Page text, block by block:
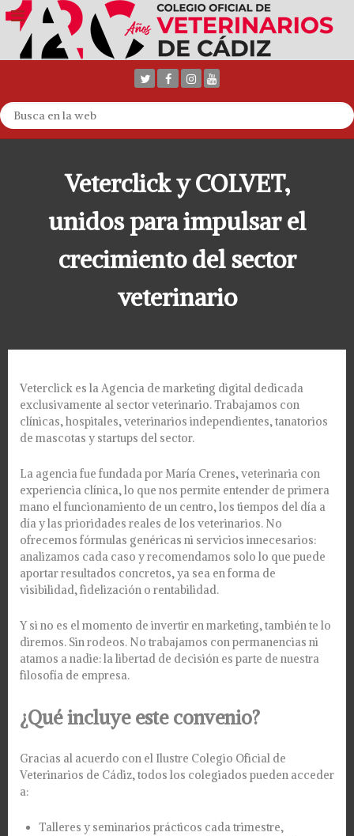
Veterclick y COLVET,
unidos para impulsar el
crecimiento del sector
veterinario
Veterclick es la Agencia de marketing digital dedicada
exclusivamente al sector veterinario. Trabajamos con
clínicas, hospitales, veterinarios independientes, tanatorios
de mascotas y startups del sector.
La agencia fue fundada por María Crenes, veterinaria con
experiencia clínica, lo que nos permite entender de primera
mano el funcionamiento de un centro, los tiempos del día a
día y las prioridades reales de los veterinarios. No
ofrecemos fórmulas genéricas ni servicios innecesarios:
analizamos cada caso y recomendamos solo lo que puede
aportar resultados concretos, ya sea en forma de
visibilidad, fidelización o rentabilidad.
Y si no es el momento de invertir en marketing, también te lo
diremos. Sin rodeos. No trabajamos con permanencias ni
atamos a nadie: la libertad de decisión es parte de nuestra
filosofía de empresa.
¿Qué incluye este convenio?
Gracias al acuerdo con el Ilustre Colegio Oficial de
Veterinarios de Cádiz, todos los colegiados pueden acceder
a:
Talleres y seminarios prácticos cada trimestre,